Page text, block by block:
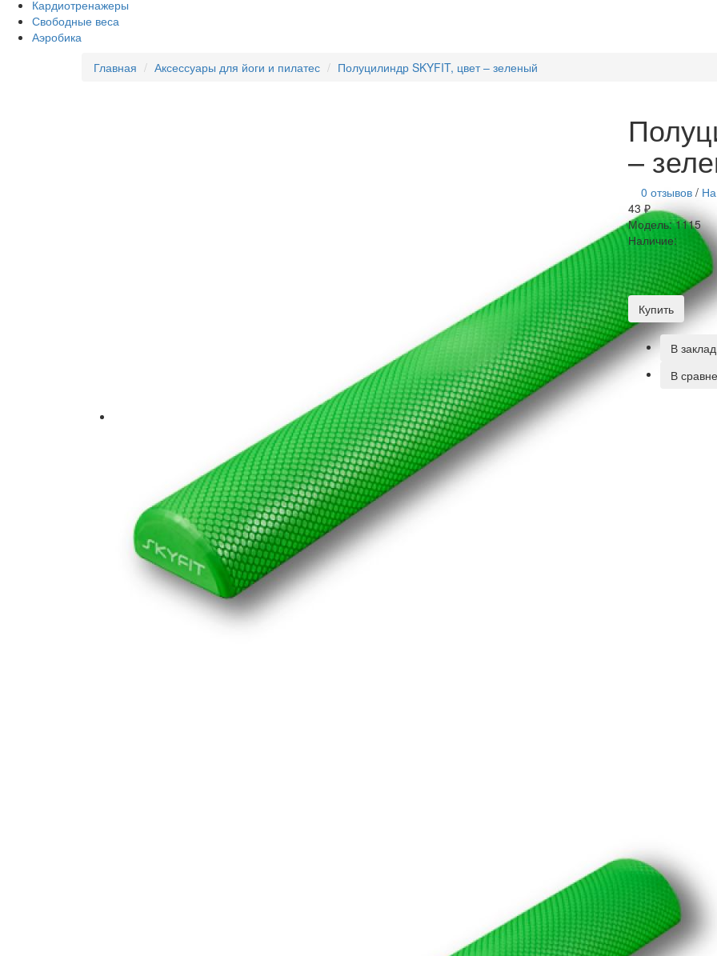
Кардиотренажеры
Свободные веса
Аэробика
Главная
Аксессуары для йоги и пилатес Полуцилиндр SKYFIT, цвет – зеленый
–
0 отзывов/
43 ₽
Модель:1115
Наличие:
Купить
В
В
SmartLid